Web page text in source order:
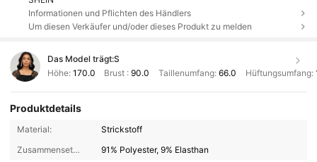
Informationen und Pflichten des Händlers
Um diesen Verkäufer und/oder dieses Produkt zu melden
Das Model trägt:S
Höhe: 170.0 Brust :90.0 Taillenumfang: 66.0 Hüftungsumfang:
Produktdetails
Material:
Strickstoff
Zusammensetzung:
91% Polyester, 9% Elasthan